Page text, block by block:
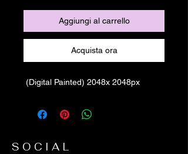
Aggiungi al carrello
Acquista ora
(Digital Painted) 2048x 2048px
SOCIAL